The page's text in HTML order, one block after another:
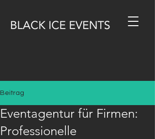
Beitrag
Eventagentur für Firmen:
Professionelle